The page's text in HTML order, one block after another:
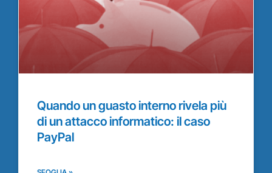
Quando un guasto interno rivela più
di un attacco informatico: il caso
PayPal